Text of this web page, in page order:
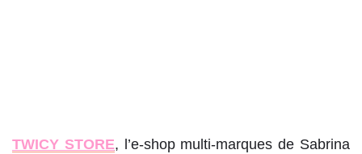
TWICY STORE, l’e-shop multi-marques de Sabrina